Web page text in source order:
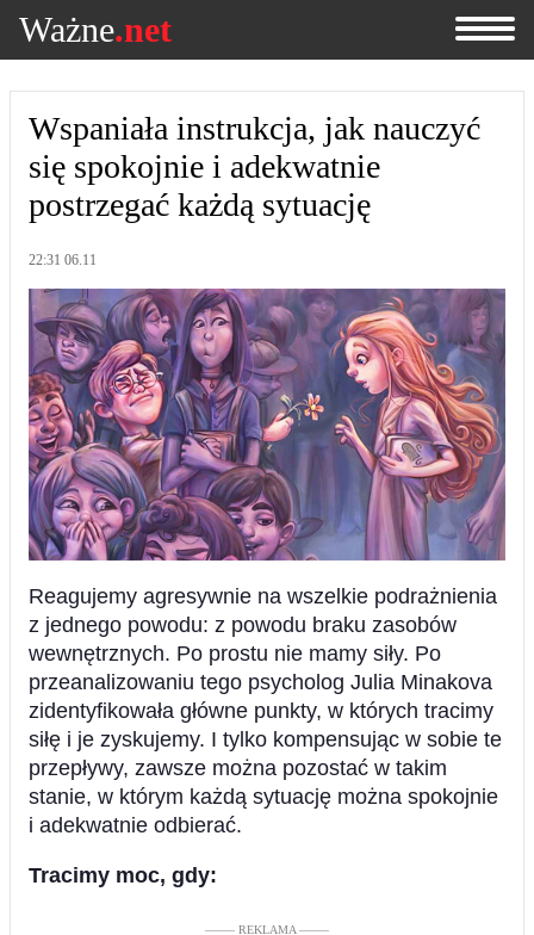
Ważne.net
Wspaniała instrukcja, jak nauczyć
się spokojnie i adekwatnie
postrzegać każdą sytuację
22:31 06.11
Reagujemy agresywnie na wszelkie podrażnienia
z jednego powodu: z powodu braku zasobów
wewnętrznych. Po prostu nie mamy siły. Po
przeanalizowaniu tego psycholog Julia Minakova
zidentyfikowała główne punkty, w których tracimy
siłę i je zyskujemy. I tylko kompensując w sobie te
przepływy, zawsze można pozostać w takim
stanie, w którym każdą sytuację można spokojnie
i adekwatnie odbierać.
Tracimy moc, gdy:
––––– REKLAMA –––––